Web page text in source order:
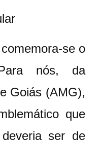
se o
nós, da
Goiás (AMG),
que
ser de